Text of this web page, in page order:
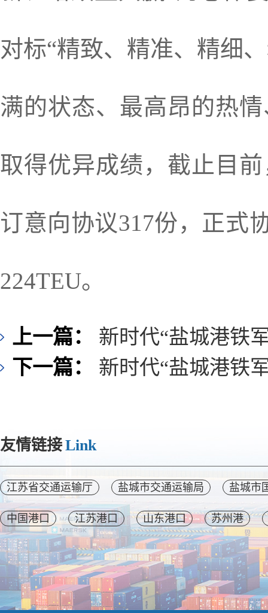
对标“精致、精准、精细
满的状态、最高昂的热
取得优异成绩，截止目
订意向协议317份，正式
224TEU。
上一篇：
新时代“盐城港铁
下一篇：
新时代“盐城港铁
友情链接Link
江苏省交通运输厅 盐城市交通运输局 盐城市
中国港口 江苏港口 山东港口 苏州港